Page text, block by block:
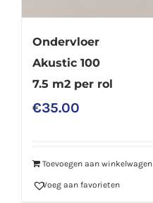
Ondervloer
Akustic 100
7.5 m2 per rol
€35.00
Toevoegen aan winkelwagen
Voeg aan favorieten